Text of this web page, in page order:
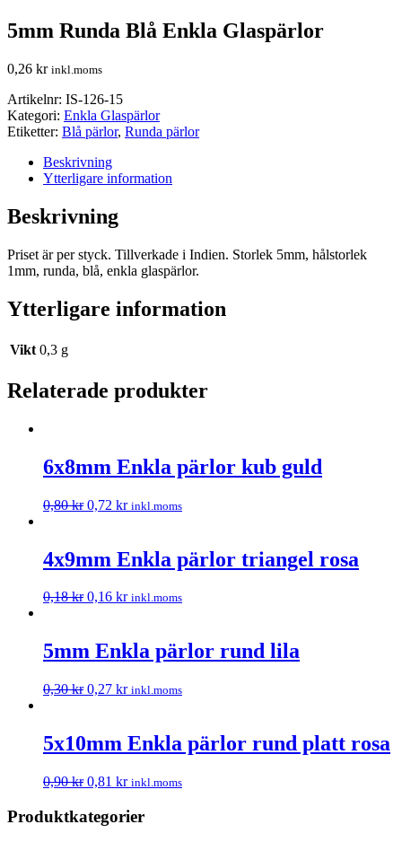
5mm Runda Blå Enkla Glaspärlor
0,26 kr inkl.moms
Artikelnr: IS-126-15
Kategori: Enkla Glaspärlor
Etiketter: Blå pärlor, Runda pärlor
Beskrivning
Ytterligare information
Beskrivning
Priset är per styck. Tillverkade i Indien. Storlek 5mm, hålstorlek
1mm, runda, blå, enkla glaspärlor.
Ytterligare information
Vikt 0,3 g
Relaterade produkter
6x8mm Enkla pärlor kub guld
0,80kr 0,72 kr inkl.moms
4x9mm Enkla pärlor triangel rosa
0,18kr 0,16 kr inkl.moms
5mm Enkla pärlor rund lila
0,30kr 0,27 kr inkl.moms
5x10mm Enkla pärlor rund platt rosa
0,90kr 0,81 kr inkl.moms
Produktkategorier